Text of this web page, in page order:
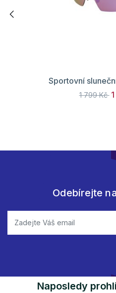
Sportovní
1 799 Kč
Odebírejte
Naposledy